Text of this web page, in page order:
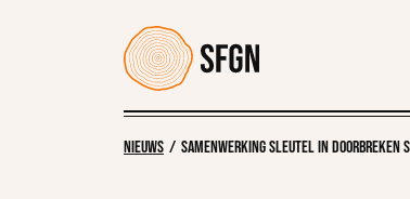
Verder naar navigatie
Ga naar hoofdinhoud
Nieuws Samenwerking sleutel in doorbreken